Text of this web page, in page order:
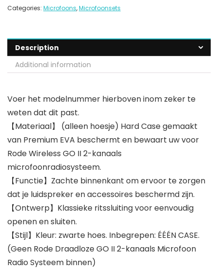
Categories: Microfoons,Microfoonsets
Description
Additional information
Voer het modelnummer hierboven inom zeker te
weten dat dit past.
【Materiaal】 (alleen hoesje) Hard Case gemaakt
van Premium EVA beschermt en bewaart uw voor
Rode Wireless GO II 2-kanaals
microfoonradiosysteem.
【Functie】Zachte binnenkant om ervoor te zorgen
dat je luidspreker en accessoires beschermd zijn.
【Ontwerp】Klassieke ritssluiting voor eenvoudig
openen en sluiten.
【Stijl】Kleur: zwarte hoes. Inbegrepen: ÉÉÉN CASE.
(Geen Rode Draadloze GO II 2-kanaals Microfoon
Radio Systeem binnen)